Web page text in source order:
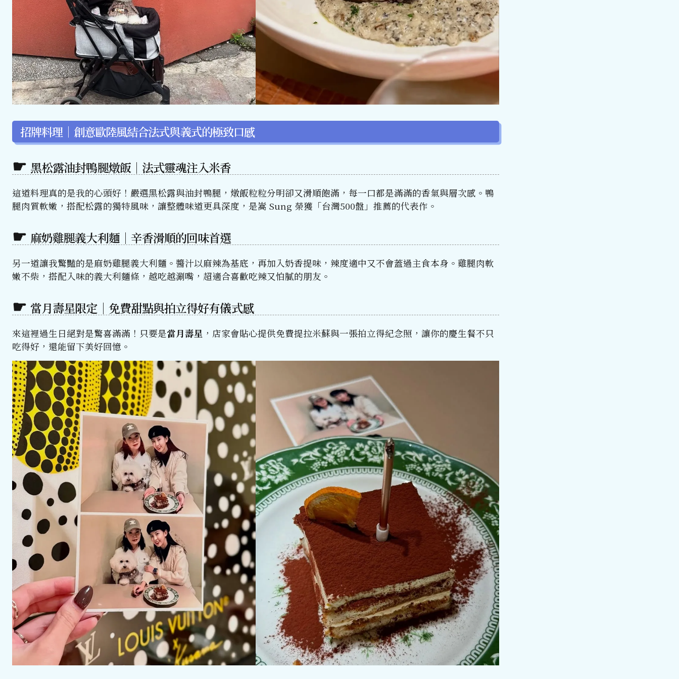
招牌料理｜創意歐陸風結合法式與義式的極致口感
黑松露油封鴨腿燉飯｜法式靈魂注入米香
這道料理真的是我的心頭好！嚴選黑松露與油封鴨腿，燉飯粒粒分明卻又滑順飽滿，每一口都是滿滿的香氣與層次感。鴨
腿肉質軟嫩，搭配松露的獨特風味，讓整體味道更具深度，是嵩 Sung 榮獲「台灣500盤」推薦的代表作。
麻奶雞腿義大利麵｜辛香滑順的回味首選
另一道讓我驚豔的是麻奶雞腿義大利麵。醬汁以麻辣為基底，再加入奶香提味，辣度適中又不會蓋過主食本身。雞腿肉軟
嫩不柴，搭配入味的義大利麵條，越吃越涮嘴，超適合喜歡吃辣又怕膩的朋友。
當月壽星限定｜免費甜點與拍立得好有儀式感
來這裡過生日絕對是驚喜滿滿！只要是當月壽星 ，店家會貼心提供免費提拉米蘇與一張拍立得紀念照，讓你的慶生餐不只
吃得好，還能留下美好回憶。